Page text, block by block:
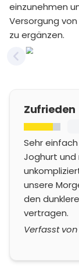
einzunehmen
Versorgung
zu ergänzen.
Previous slide
Zufrieden
Sehr
Joghurt und
unsere
den
vertragen.
Verfasst